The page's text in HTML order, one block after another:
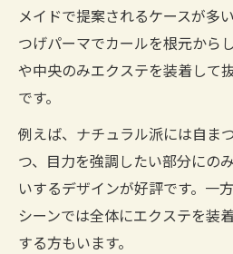
メイドで提案されるケースが多
つげパーマでカールを根元から
や中央のみエクステを装着して
です。
例えば、ナチュラル派には自ま
つ、目力を強調したい部分にの
いするデザインが好評です。一
シーンでは全体にエクステを装
する方もいます。